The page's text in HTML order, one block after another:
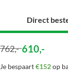
Direct
762,- 610,-
Je bespaart€152op